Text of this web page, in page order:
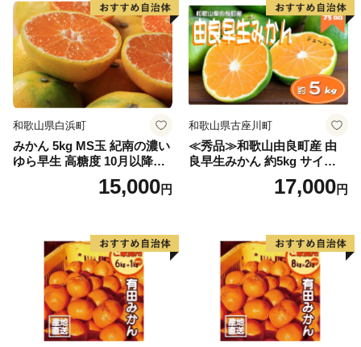
和歌山県白浜町
みかん 5kg MS玉 紀南の濃い
ゆら早生 高糖度 10月以降発
送 マルチ被覆栽培15,000円
和歌山県古座川町
≪秀品≫和歌山由良町産 由
良早生みかん 約5kg サイズお
まかせ【sml106C】17,000円